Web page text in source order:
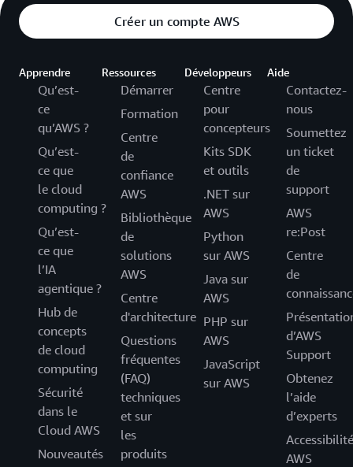
Créer un compte AWS
Apprendre
Qu’est-
ce
qu’AWS ?
Qu’est-
ce que
le cloud
computing ?
Qu’est-
ce que
l’IA
agentique ?
Hub de
concepts
de cloud
computing
Sécurité
dans le
Cloud AWS
Nouveautés
Ressources
Démarrer
Formation
Centre
de
confiance
AWS
Bibliothèque
de
solutions
AWS
Centre
d'architecture
Questions
fréquentes
(FAQ)
techniques
et sur
les
produits
Développeurs
Centre
pour
concepteurs
Kits SDK
et outils
.NET sur
AWS
Python
sur AWS
Java sur
AWS
PHP sur
AWS
JavaScript
sur AWS
Aide
Contactez-
nous
Soumettez
un ticket
de
support
AWS
re:Post
Centre
de
d’AWS
Support
Obtenez
l’aide
d’experts
Accessibilité
AWS